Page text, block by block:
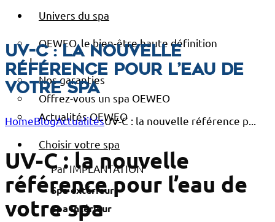
Univers du spa
OEWEO, le bien-être haute définition
!
Nos garanties
Offrez-vous un spa OEWEO
Actualités OEWEO
Choisir votre spa
Par IMPLANTATION
Spa extérieur
Spa intérieur
UV-C : la nouvelle
référence pour l’eau de
votre spa
HomeBlogActualitésUV-C : la nouvelle référence p...
UV-C : la nouvelle
référence pour l’eau de
votre spa